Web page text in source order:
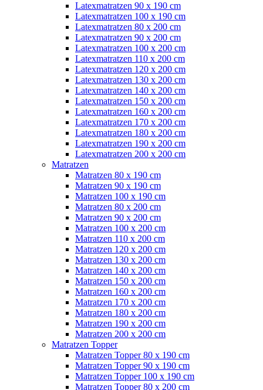
Latexmatratzen 90 x 190 cm
Latexmatratzen 100 x 190 cm
Latexmatratzen 80 x 200 cm
Latexmatratzen 90 x 200 cm
Latexmatratzen 100 x 200 cm
Latexmatratzen 110 x 200 cm
Latexmatratzen 120 x 200 cm
Latexmatratzen 130 x 200 cm
Latexmatratzen 140 x 200 cm
Latexmatratzen 150 x 200 cm
Latexmatratzen 160 x 200 cm
Latexmatratzen 170 x 200 cm
Latexmatratzen 180 x 200 cm
Latexmatratzen 190 x 200 cm
Latexmatratzen 200 x 200 cm
Matratzen
Matratzen 80 x 190 cm
Matratzen 90 x 190 cm
Matratzen 100 x 190 cm
Matratzen 80 x 200 cm
Matratzen 90 x 200 cm
Matratzen 100 x 200 cm
Matratzen 110 x 200 cm
Matratzen 120 x 200 cm
Matratzen 130 x 200 cm
Matratzen 140 x 200 cm
Matratzen 150 x 200 cm
Matratzen 160 x 200 cm
Matratzen 170 x 200 cm
Matratzen 180 x 200 cm
Matratzen 190 x 200 cm
Matratzen 200 x 200 cm
Matratzen Topper
Matratzen Topper 80 x 190 cm
Matratzen Topper 90 x 190 cm
Matratzen Topper 100 x 190 cm
Matratzen Topper 80 x 200 cm